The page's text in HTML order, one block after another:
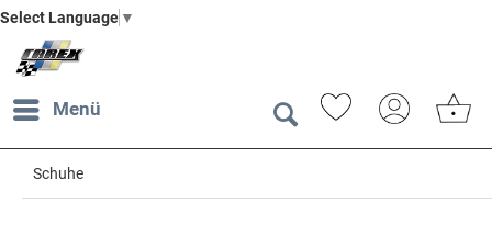
Select Language ▼
Menü
Schuhe